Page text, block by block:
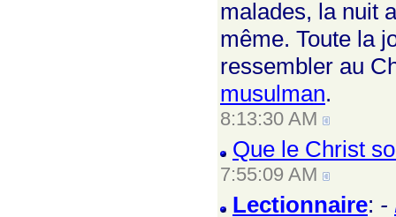
malades, la nuit
même. Toute la
ressembler au
musulman.
8:13:30 AM
Que le Christ
7:55:09 AM
Lectionnaire: -